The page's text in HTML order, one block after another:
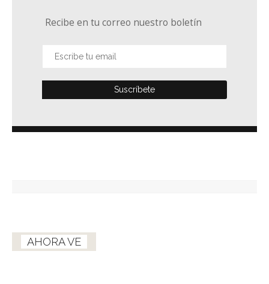
Recibe en tu correo nuestro boletín
AHORA VE